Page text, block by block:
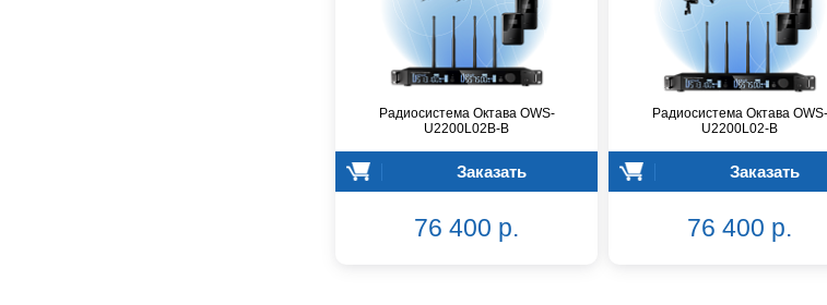
Радиосистема Октава OWS-
U2200L02В-B
Заказать
76 400 р.
Радиосистема Октава OWS-
U2200L02-B
Заказать
76 400 р.